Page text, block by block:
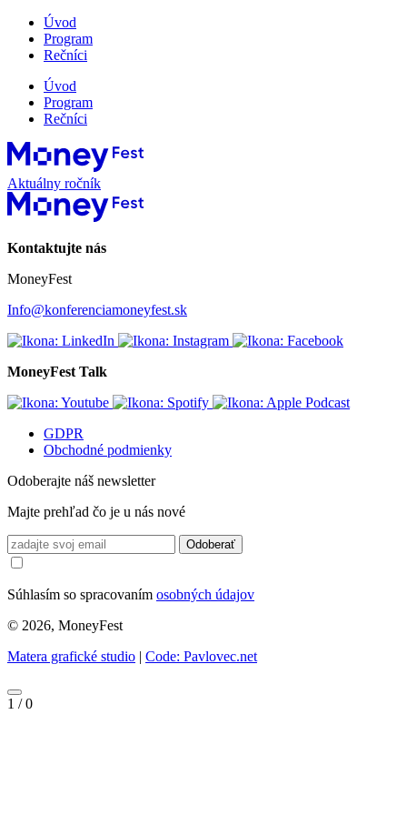
Úvod
Program
Rečníci
Úvod
Program
Rečníci
Aktuálny ročník
Kontaktujte nás
MoneyFest
Info@konferenciamoneyfest.sk
MoneyFest Talk
GDPR
Obchodné podmienky
Odoberajte náš newsletter
Majte prehľad čo je u nás nové
Odoberať
Súhlasím so spracovaním osobných údajov
© 2026, MoneyFest
Matera grafické studio | Code: Pavlovec.net
1 /0